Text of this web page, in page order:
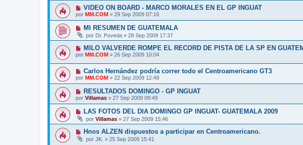
VIDEO ON BOARD - MARCO MORALES EN EL GP INGUAT
por MM.COM » 29 Sep 2009 07:16
MI RESUMEN DE GUATEMALA
por Dr. Poveda » 28 Sep 2009 17:37
MILO VALVERDE ROMPE EL RECORD DE PISTA DE LA SP EN
por MM.COM » 26 Sep 2009 10:04
Carlos Hernández podría correr todo el Centroamericano GT3
por MM.COM » 22 Sep 2009 12:49
RESULTADOS DOMINGO - GP INGUAT
por Villamas » 27 Sep 2009 09:49
LAS FOTOS DEL DIA DOMINGO GP INGUAT- GUATEMALA 2009
por Villamas » 27 Sep 2009 15:46
Hnos ALZEN dispuestos a participar en Centroamericano.
por JK. » 25 Sep 2009 15:41